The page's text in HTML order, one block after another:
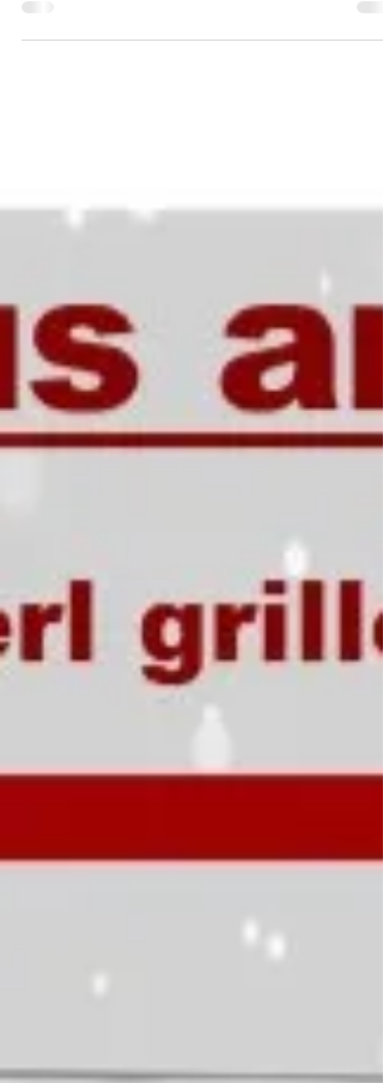
Meldet euch gleich an und sichert euch jetzt
Plätze!